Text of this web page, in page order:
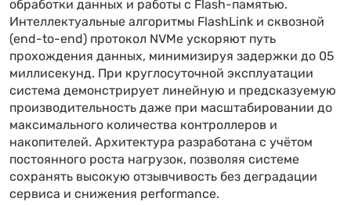
обработки данных и работы с Flash-памятью.
Интеллектуальные алгоритмы FlashLink и сквозной
(end-to-end) протокол NVMe ускоряют путь
прохождения данных, минимизируя задержки до 05
миллисекунд. При круглосуточной эксплуатации
система демонстрирует линейную и предсказуемую
производительность даже при масштабировании до
максимального количества контроллеров и
накопителей. Архитектура разработана с учётом
постоянного роста нагрузок, позволяя системе
сохранять высокую отзывчивость без деградации
сервиса и снижения performance.